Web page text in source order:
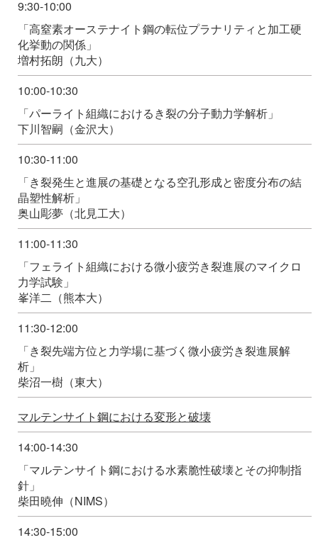
9:30-10:00
「高窒素オーステナイト鋼の転位プラナリティと加工硬
化挙動の関係」
増村拓朗（九大）
10:00-10:30
「パーライト組織におけるき裂の分子動力学解析」
下川智嗣（金沢大）
10:30-11:00
「き裂発生と進展の基礎となる空孔形成と密度分布の結
晶塑性解析」
奥山彫夢（北見工大）
11:00-11:30
「フェライト組織における微小疲労き裂進展のマイクロ
力学試験」
峯洋二（熊本大）
11:30-12:00
「き裂先端方位と力学場に基づく微小疲労き裂進展解
析」
柴沼一樹（東大）
マルテンサイト鋼における変形と破壊
14:00-14:30
「マルテンサイト鋼における水素脆性破壊とその抑制指
針」
柴田曉伸（NIMS）
14:30-15:00